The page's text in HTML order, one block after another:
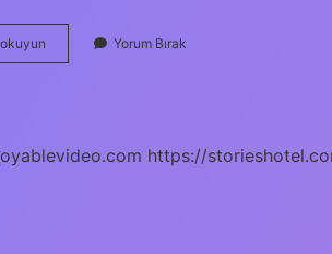
okuyun
Alan
Yorum Bırak
https://